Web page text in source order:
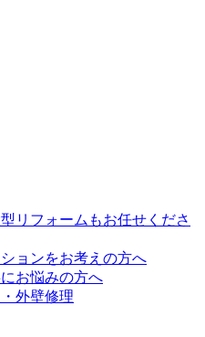
リフォームもお任せくださ
ョンをお考えの方へ
お悩みの方へ
外壁修理